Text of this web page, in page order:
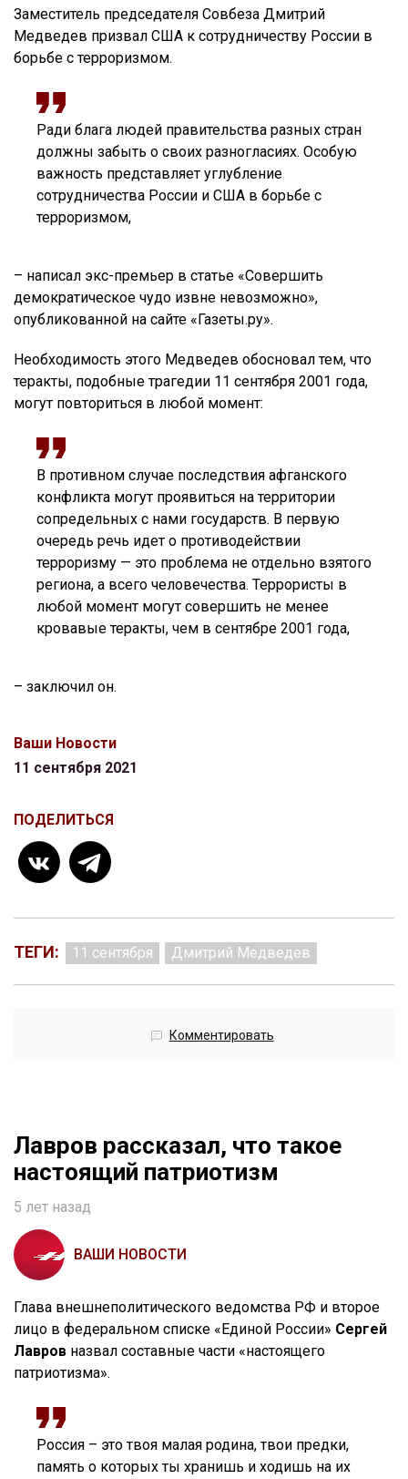
Заместитель председателя Совбеза Дмитрий
Медведев призвал США к сотрудничеству России в
борьбе с терроризмом.
Ради блага людей правительства разных стран
должны забыть о своих разногласиях. Особую
важность представляет углубление
сотрудничества России и США в борьбе с
терроризмом,
– написал экс-премьер в статье «Совершить
демократическое чудо извне невозможно»,
опубликованной на сайте «Газеты.ру».
Необходимость этого Медведев обосновал тем, что
теракты, подобные трагедии 11 сентября 2001 года,
могут повториться в любой момент:
В противном случае последствия афганского
конфликта могут проявиться на территории
сопредельных с нами государств. В первую
очередь речь идет о противодействии
терроризму — это проблема не отдельно взятого
региона, а всего человечества. Террористы в
любой момент могут совершить не менее
кровавые теракты, чем в сентябре 2001 года,
– заключил он.
Ваши Новости
11 сентября 2021
ПОДЕЛИТЬСЯ
ТЕГИ: 11 сентября Дмитрий Медведев
Комментировать
Лавров рассказал, что такое
настоящий патриотизм
5 лет назад
ВАШИ НОВОСТИ
Глава внешнеполитического ведомства РФ и второе
лицо в федеральном списке «Единой России» Сергей
Лавров назвал составные части «настоящего
патриотизма».
Россия – это твоя малая родина, твои предки,
память о которых ты хранишь и ходишь на их